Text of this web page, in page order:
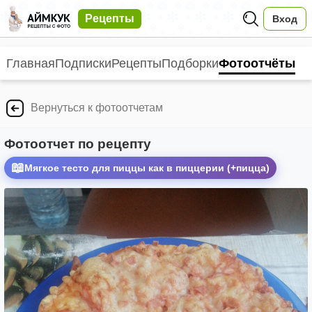
Рецепты Вход
ГлавнаяПодпискиРецептыПодборкиФотоотчёты
Вернуться к фотоотчетам
Фотоотчет по рецепту
📖Мягкое тесто для пиццы как в пиццерии (+пицца)